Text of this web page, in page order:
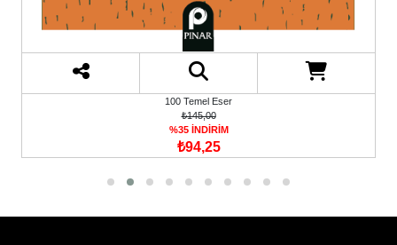
100 Temel Eser
₺145,00
%35 İNDİRİM
₺94,25